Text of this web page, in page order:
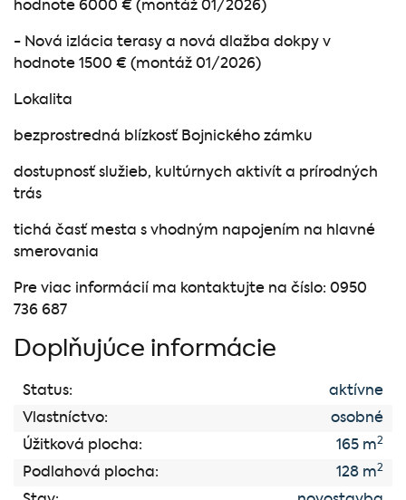
hodnote 6000 € (montáž 01/2026)
- Nová izlácia terasy a nová dlažba dokpy v
hodnote 1500 € (montáž 01/2026)
Lokalita
bezprostredná blízkosť Bojnického zámku
dostupnosť služieb, kultúrnych aktivít a prírodných
trás
tichá časť mesta s vhodným napojením na hlavné
smerovania
Pre viac informácií ma kontaktujte na číslo: 0950
736 687
Doplňujúce informácie
Status:
aktívne
Vlastníctvo:
osobné
Úžitková plocha:
165 m2
Podlahová plocha: 128 m2